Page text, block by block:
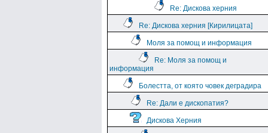
Re: Дискова херния
Re: Дискова херния [Кирилицата]
Моля за помощ и информация
Re: Моля за помощ и
информация
Болестта, от която човек деградира
Re: Дали е дископатия?
Дискова Херния